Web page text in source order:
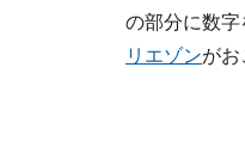
の部分に数
リエゾンがお